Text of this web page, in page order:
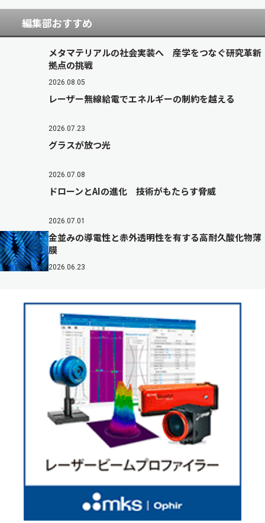
編集部おすすめ
メタマテリアルの社会実装へ 産学をつなぐ研究革新
拠点の挑戦
2026.08.05
レーザー無線給電でエネルギーの制約を越える
2026.07.23
グラスが放つ光
2026.07.08
ドローンとAIの進化 技術がもたらす脅威
2026.07.01
金並みの導電性と赤外透明性を有する高耐久酸化物薄
膜
2026.06.23